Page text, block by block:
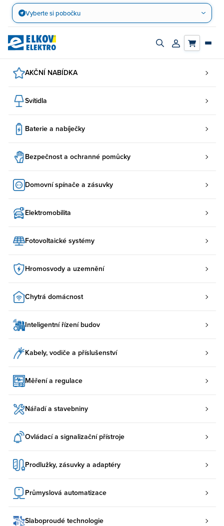
Přejít
obsah
Vyberte si pobočku
Zapnout/vypnout
Přihlásit/
AKČNÍ NABÍDKA
Svítidla
Baterie a nabíječky
Bezpečnost a ochranné pomůcky
Domovní spínače a zásuvky
Elektromobilita
Fotovoltaické systémy
Hromosvody a uzemnění
Chytrá domácnost
Inteligentní řízení budov
Kabely, vodiče a příslušenství
Měření a regulace
Nářadí a stavebniny
Ovládací a signalizační přístroje
Prodlužky, zásuvky a adaptéry
Průmyslová automatizace
Slaboproudé technologie